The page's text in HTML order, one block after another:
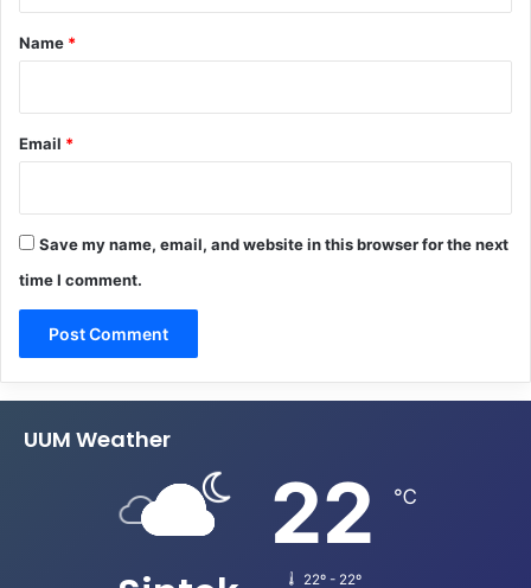
*
Name *
Email *
Save my name, email, and website in this browser for the next
time I comment.
UUM Weather
22 ℃
22º - 22º